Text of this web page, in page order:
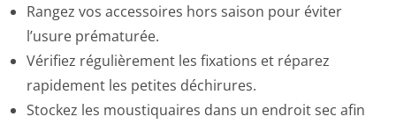
Rangez vos accessoires hors saison pour éviter
l’usure prématurée.
Vérifiez régulièrement les fixations et réparez
rapidement les petites déchirures.
Stockez les moustiquaires dans un endroit sec afin